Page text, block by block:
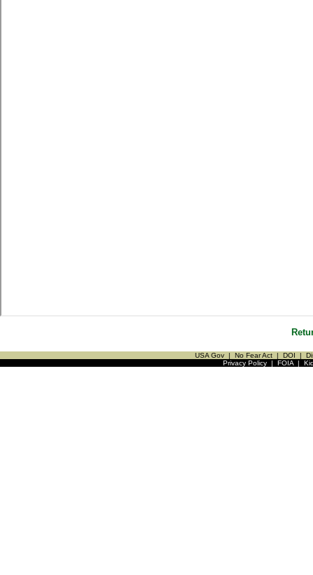
USA Gov | No Fear Act | DOI |
Privacy Policy| FOIA|